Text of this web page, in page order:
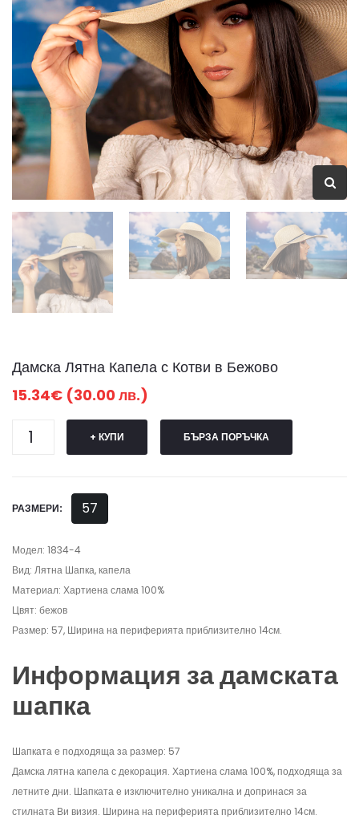
Дамска Лятна Капела с Котви в Бежово
15.34€ (30.00 лв.)
+ КУПИ БЪРЗА ПОРЪЧКА
РАЗМЕРИ: 57
Модел: 1834-4
Вид: Лятна Шапка, капела
Материал: Хартиена слама 100%
Цвят: бежов
Размер: 57, Ширина на периферията приблизително 14см.
Информация за дамската
шапка
Шапката е подходяща за размер: 57
Дамска лятна капела с декорация. Хартиена слама 100%, подходяща за
летните дни. Шапката е изключително уникална и допринася за
стилната Ви визия. Ширина на периферията приблизително 14см.